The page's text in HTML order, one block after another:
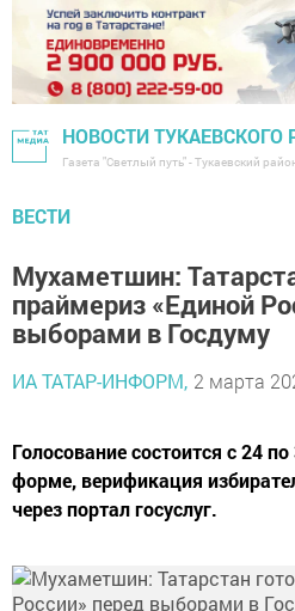
НОВОСТИ ТУКАЕВСКОГО
Газета "Светлый путь" - Тукаевский
ВЕСТИ
Мухаметшин:
праймериз «Единой
выборами в Госдуму
ИА ТАТАР-ИНФОРМ, 2 марта
Голосование состоится с 24
форме, верификация
через портал госуслуг.